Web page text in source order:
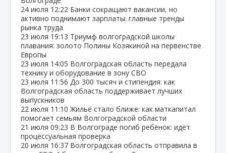
24 июля 12:22 Банки сокращают вакансии, но
активно поднимают зарплаты: главные тренды
рынка труда
23 июля 19:13 Триумф волгоградской школы
плавания: золото Полины Козякиной на первенстве
Европы
23 июля 14:05 Волгоградская область передала
технику и оборудование в зону СВО
23 июля 11:56 До 300 тысяч и стипендия: как
Волгоградская область поддерживает лучших
выпускников
22 июля 11:10 Жильё стало ближе: как маткапитал
помогает семьям Волгоградской области
21 июля 09:23 В Волгограде погиб ребёнок: идёт
процессуальная проверка
20 июля 16:37 Волгоградская область отправила в